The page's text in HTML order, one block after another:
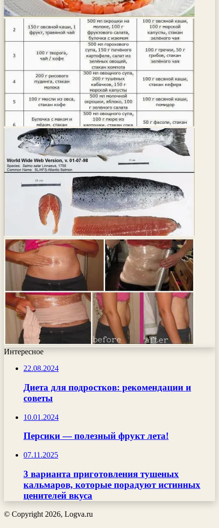
Интересное
22.08.2024
Диета для подростков: рекомендации и
советы
10.01.2024
Персики — полезный фрукт лета!
07.11.2025
3 варианта приготовления тушеных
кальмаров, которые порадуют истинных
ценителей вкуса
© Copyright 2026, Logva.ru